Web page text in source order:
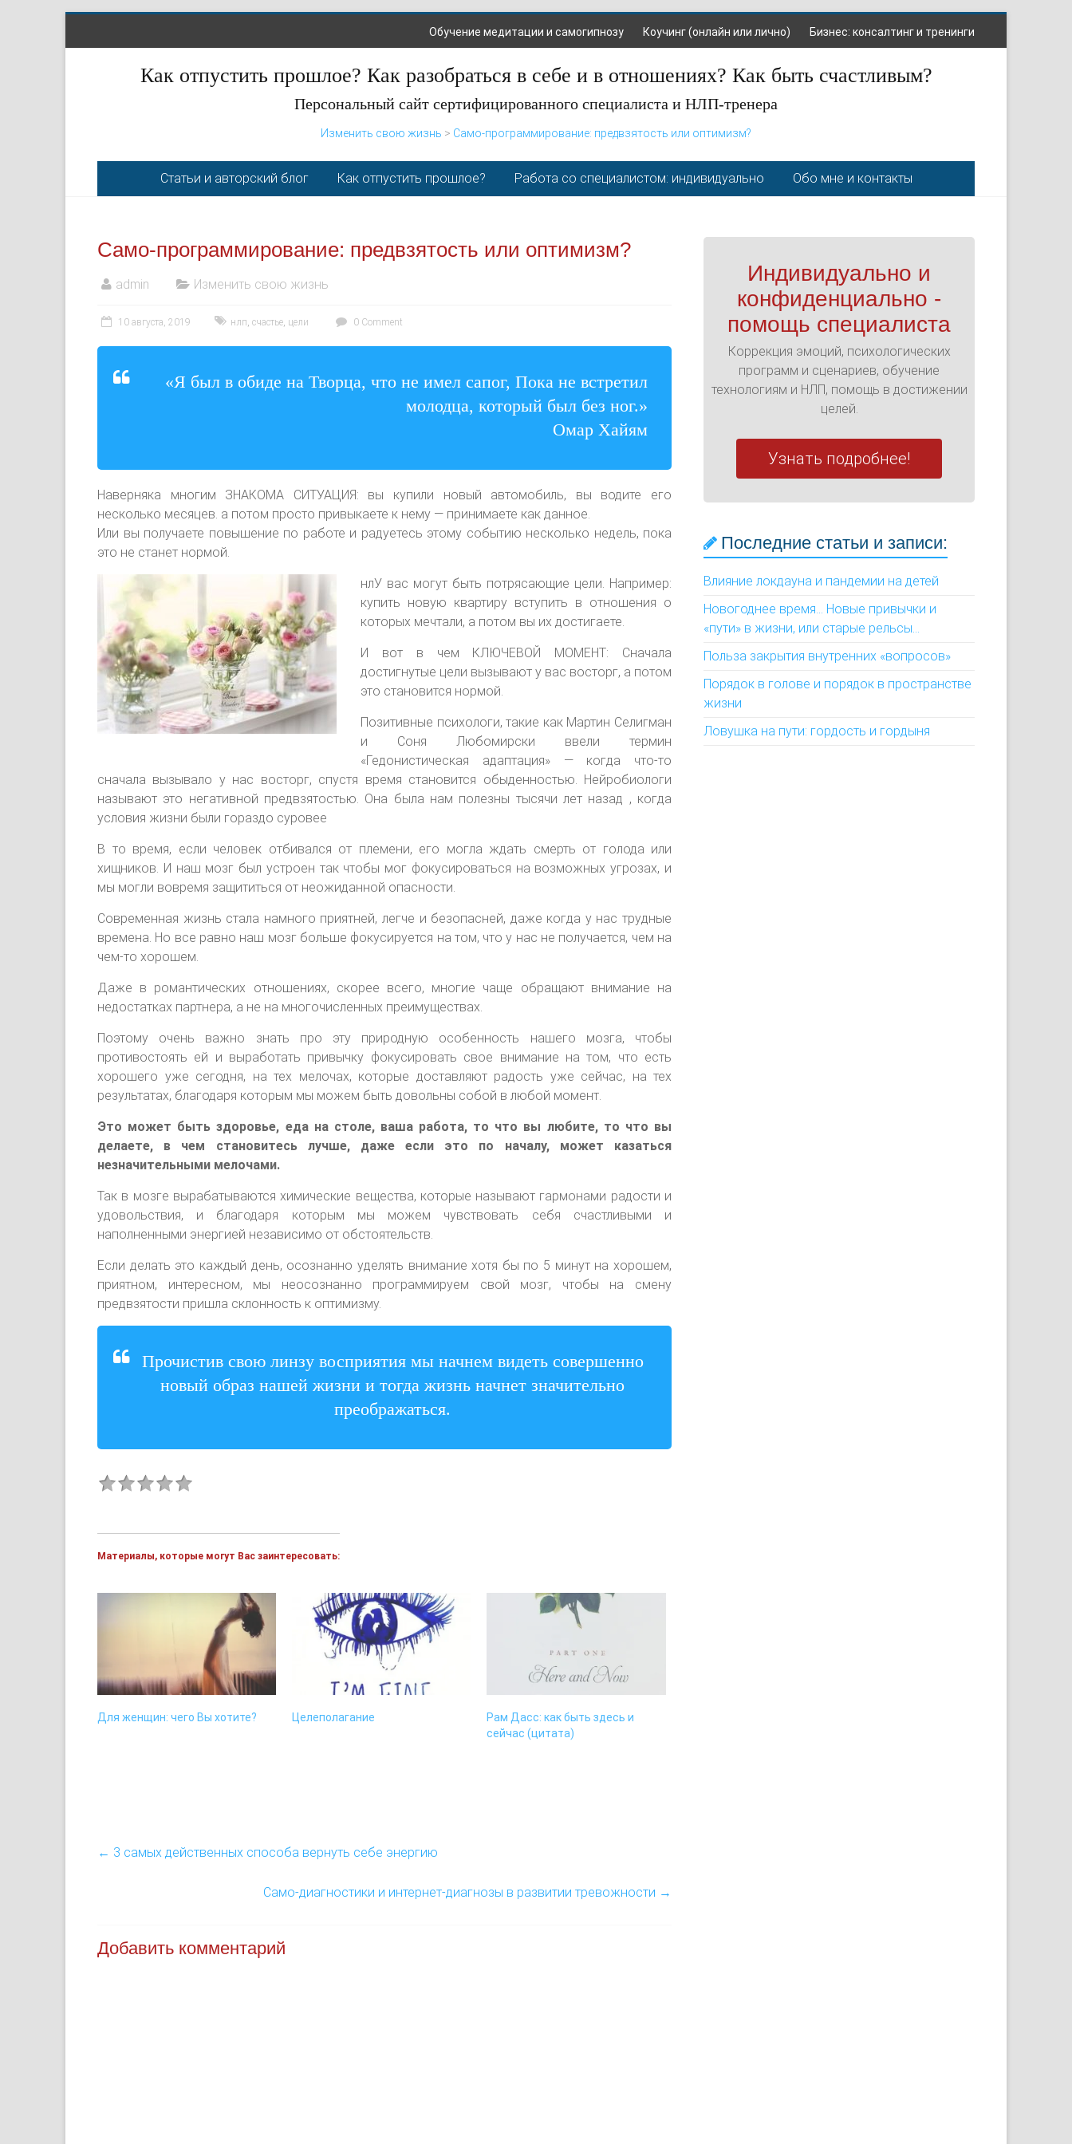
Обучение медитации и самогипнозу Коучинг (онлайн или лично) Бизнес: консалтинг и тренинги
Как отпустить прошлое? Как разобраться в себе и в отношениях? Как быть счастливым?
Персональный сайт сертифицированного специалиста и НЛП-тренера
Изменить свою жизнь > Само-программирование: предвзятость или оптимизм?
Статьи и авторский блог Как отпустить прошлое? Работа со специалистом: индивидуально Обо мне и контакты
Само-программирование: предвзятость или оптимизм?
admin Изменить свою жизнь
10 августа, 2019 нлп, счастье, цели 0 Comment
«Я был в обиде на Творца, что не имел сапог, Пока не встретил
молодца, который был без ног.»
Омар Хайям
Наверняка многим ЗНАКОМА СИТУАЦИЯ: вы купили новый автомобиль, вы водите его
несколько месяцев. а потом просто привыкаете к нему — принимаете как данное.
Или вы получаете повышение по работе и радуетесь этому событию несколько недель, пока
это не станет нормой.
нлУ вас могут быть потрясающие цели. Например:
купить новую квартиру вступить в отношения о
которых мечтали, а потом вы их достигаете.
И вот в чем КЛЮЧЕВОЙ МОМЕНТ: Сначала
достигнутые цели вызывают у вас восторг, а потом
это становится нормой.
Позитивные психологи, такие как Мартин Селигман
и Соня Любомирски ввели термин
«Гедонистическая адаптация» — когда что-то
сначала вызывало у нас восторг, спустя время становится обыденностью. Нейробиологи
называют это негативной предвзятостью. Она была нам полезны тысячи лет назад , когда
условия жизни были гораздо суровее
В то время, если человек отбивался от племени, его могла ждать смерть от голода или
хищников. И наш мозг был устроен так чтобы мог фокусироваться на возможных угрозах, и
мы могли вовремя защититься от неожиданной опасности.
Современная жизнь стала намного приятней, легче и безопасней, даже когда у нас трудные
времена. Но все равно наш мозг больше фокусируется на том, что у нас не получается, чем на
чем-то хорошем.
Даже в романтических отношениях, скорее всего, многие чаще обращают внимание на
недостатках партнера, а не на многочисленных преимуществах.
Поэтому очень важно знать про эту природную особенность нашего мозга, чтобы
противостоять ей и выработать привычку фокусировать свое внимание на том, что есть
хорошего уже сегодня, на тех мелочах, которые доставляют радость уже сейчас, на тех
результатах, благодаря которым мы можем быть довольны собой в любой момент.
Это может быть здоровье, еда на столе, ваша работа, то что вы любите, то что вы
делаете, в чем становитесь лучше, даже если это по началу, может казаться
незначительными мелочами.
Так в мозге вырабатываются химические вещества, которые называют гармонами радости и
удовольствия, и благодаря которым мы можем чувствовать себя счастливыми и
наполненными энергией независимо от обстоятельств.
Если делать это каждый день, осознанно уделять внимание хотя бы по 5 минут на хорошем,
приятном, интересном, мы неосознанно программируем свой мозг, чтобы на смену
предвзятости пришла склонность к оптимизму.
Прочистив свою линзу восприятия мы начнем видеть совершенно
новый образ нашей жизни и тогда жизнь начнет значительно
преображаться.
Материалы, которые могут Вас заинтересовать:
Для женщин: чего Вы хотите? Целеполагание
Рам Дасс: как быть здесь и
сейчас (цитата)
← 3 самых действенных способа вернуть себе энергию
Само-диагностики и интернет-диагнозы в развитии тревожности →
Добавить комментарий
Индивидуально и
конфиденциально -
помощь специалиста
Коррекция эмоций, психологических
программ и сценариев, обучение
технологиям и НЛП, помощь в достижении
целей.
Узнать подробнее!
Последние статьи и записи:
Влияние локдауна и пандемии на детей
Новогоднее время... Новые привычки и
«пути» в жизни, или старые рельсы...
Польза закрытия внутренних «вопросов»
Порядок в голове и порядок в пространстве
жизни
Ловушка на пути: гордость и гордыня